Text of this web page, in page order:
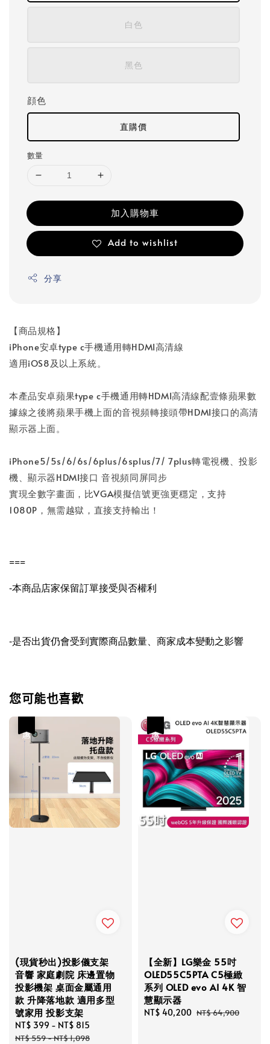
白色
黑色
顔色
直購價
數量
加入購物車
Add to wishlist
分享
【商品規格】
iPhone安卓type c手機通用轉HDMI高清線
適用iOS8及以上系統。
本產品安卓蘋果type c手機通用轉HDMI高清線配壹條蘋果數
據線之後將蘋果手機上面的音視頻轉接頭帶HDMI接口的高清
顯示器上面。
iPhone5/5s/6/6s/6plus/6splus/7/ 7plus轉電視機、投影
機、顯示器HDMI接口 音視頻同屏同步
實現全數字畫面，比VGA模擬信號更強更穩定，支持
1080P，無需越獄，直接支持輸出！
===
-本商品店家保留訂單接受與否權利
-是否出貨仍會受到實際商品數量、商家成本變動之影響
您可能也喜歡
(現貨秒出)投影儀支架
音響 家庭劇院 床邊置物
投影機架 桌面金屬通用
款 升降落地款 適用多型
號家用 投影支架
Sale
price
NT$ 399 - NT$ 815
NT$ 559-NT$ 1,098
【全新】LG樂金 55吋
OLED55C5PTA C5極緻
系列 OLED evo AI 4K 智
慧顯示器
Sale
NT$ 40,200 Regular
NT$ 64,900